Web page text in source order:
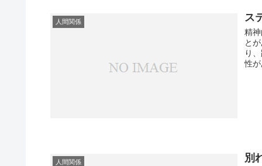
人間関係 ス
精
と
り
性
人間関係 別